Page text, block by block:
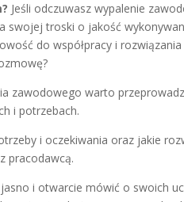
Jeśli odczuwasz wypalenie
swojej troski o jakość
do współpracy i
zawodowego warto
i potrzebach.
i oczekiwania oraz jakie
pracodawcą.
i otwarcie mówić o swoich